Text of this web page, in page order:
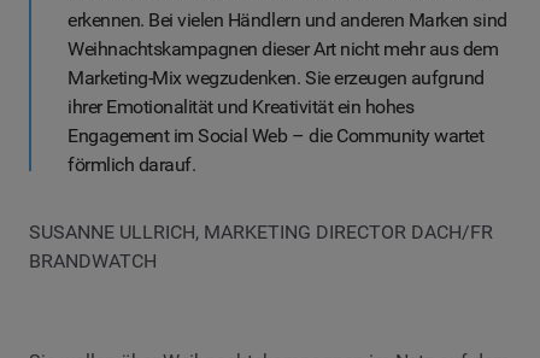
erkennen. Bei vielen Händlern und anderen Marken sind
Weihnachtskampagnen dieser Art nicht mehr aus dem
Marketing-Mix wegzudenken. Sie erzeugen aufgrund
ihrer Emotionalität und Kreativität ein hohes
Engagement im Social Web – die Community wartet
förmlich darauf.
SUSANNE ULLRICH, MARKETING DIRECTOR DACH/FR
BRANDWATCH